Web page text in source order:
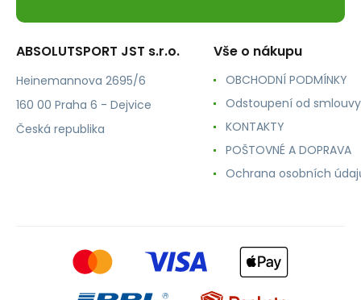
ABSOLUTSPORT JST s.r.o.
Heinemannova 2695/6
160 00 Praha 6 - Dejvice
Česká republika
Vše o nákupu
OBCHODNÍ PODMÍNKY
Odstoupení od smlouvy
KONTAKTY
POŠTOVNÉ A DOPRAVA
Ochrana osobních